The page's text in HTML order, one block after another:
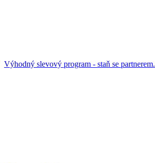
Výhodný slevový program - staň se partnerem.